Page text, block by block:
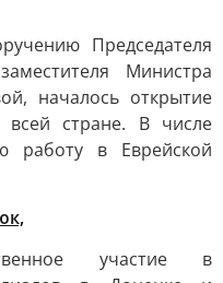
Председателя
Министра
началось открытие
всей стране. В числе
работу в Еврейской
участие в